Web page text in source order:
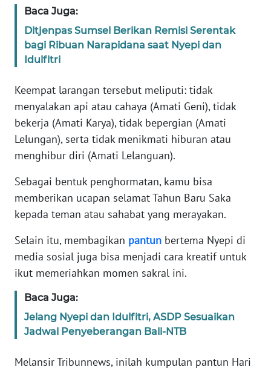
Baca Juga:
Ditjenpas Sumsel Berikan Remisi Serentak
bagi Ribuan Narapidana saat Nyepi dan
Idulfitri
Keempat larangan tersebut meliputi: tidak
menyalakan api atau cahaya (Amati Geni), tidak
bekerja (Amati Karya), tidak bepergian (Amati
Lelungan), serta tidak menikmati hiburan atau
menghibur diri (Amati Lelanguan).
Sebagai bentuk penghormatan, kamu bisa
memberikan ucapan selamat Tahun Baru Saka
kepada teman atau sahabat yang merayakan.
Selain itu, membagikan pantun bertema Nyepi di
media sosial juga bisa menjadi cara kreatif untuk
ikut memeriahkan momen sakral ini.
Baca Juga:
Jelang Nyepi dan Idulfitri, ASDP Sesuaikan
Jadwal Penyeberangan Bali-NTB
Melansir Tribunnews, inilah kumpulan pantun Hari
WN
SUMUT
WN
JABAR
WN
WN
NTT
KEPRI
WN
WN
BARAT